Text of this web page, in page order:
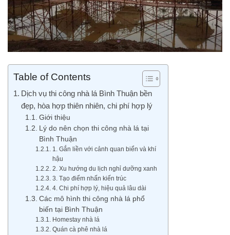
Table of Contents
Dịch vụ thi công nhà lá Bình Thuận bền
đẹp, hòa hợp thiên nhiên, chi phí hợp lý
Giới thiệu
Lý do nên chọn thi công nhà lá tại
Bình Thuận
1. Gắn liền với cảnh quan biển và khí
hậu
2. Xu hướng du lịch nghỉ dưỡng xanh
3. Tạo điểm nhấn kiến trúc
4. Chi phí hợp lý, hiệu quả lâu dài
Các mô hình thi công nhà lá phổ
biến tại Bình Thuận
Homestay nhà lá
Quán cà phê nhà lá